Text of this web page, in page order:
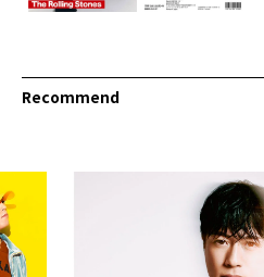
Recommend